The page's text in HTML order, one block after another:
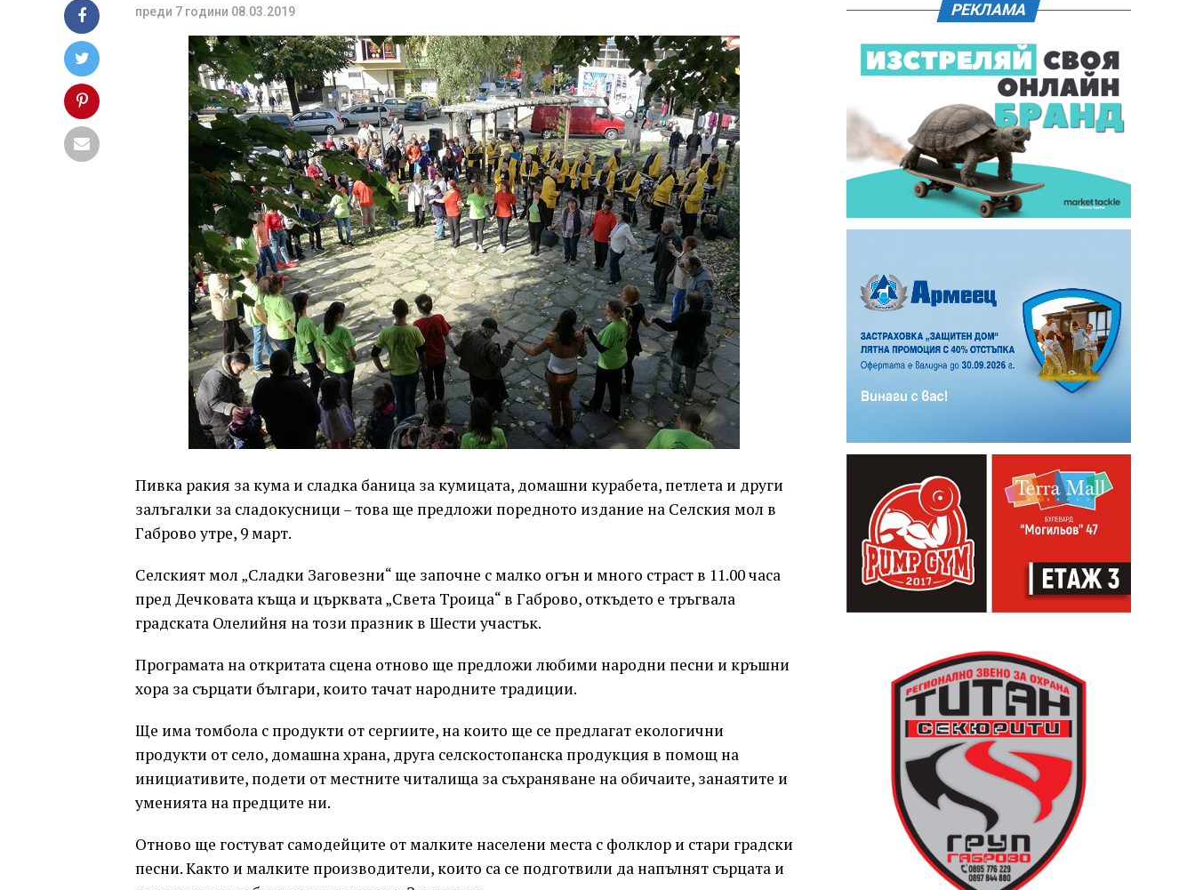
преди 7 години 08.03.2019
Пивка ракия за кума и сладка баница за кумицата, домашни курабета, петлета и други
залъгалки за сладокусници – това ще предложи поредното издание на Селския мол в
Габрово утре, 9 март.
Селският мол „Сладки Заговезни“ ще започне с малко огън и много страст в 11.00 часа
пред Дечковата къща и църквата „Света Троица“ в Габрово, откъдето е тръгвала
градската Олелийня на този празник в Шести участък.
Програмата на откритата сцена отново ще предложи любими народни песни и кръшни
хора за сърцати българи, които тачат народните традиции.
Ще има томбола с продукти от сергиите, на които ще се предлагат екологични
продукти от село, домашна храна, друга селскостопанска продукция в помощ на
инициативите, подети от местните читалища за съхраняване на обичаите, занаятите и
уменията на предците ни.
Отново ще гостуват самодейците от малките населени места с фолклор и стари градски
песни. Както и малките производители, които са се подготвили да напълнят сърцата и
РЕКЛАМА